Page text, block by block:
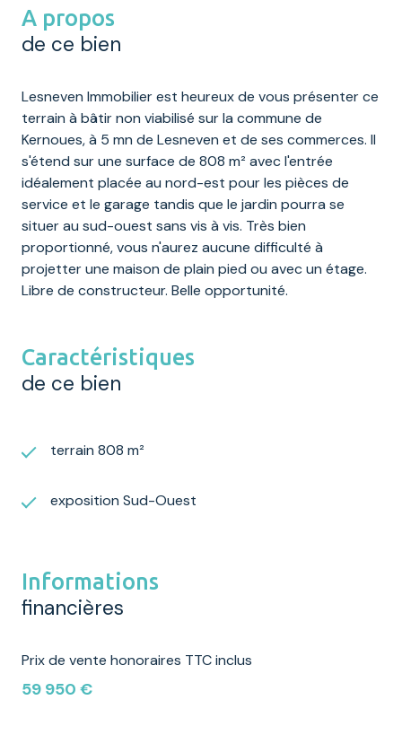
A propos
de ce bien
Lesneven Immobilier est heureux de vous présenter ce
terrain à bâtir non viabilisé sur la commune de
Kernoues, à 5 mn de Lesneven et de ses commerces. Il
s'étend sur une surface de 808 m² avec l'entrée
idéalement placée au nord-est pour les pièces de
service et le garage tandis que le jardin pourra se
situer au sud-ouest sans vis à vis. Très bien
proportionné, vous n'aurez aucune difficulté à
projetter une maison de plain pied ou avec un étage.
Libre de constructeur. Belle opportunité.
Caractéristiques
de ce bien
terrain 808 m²
exposition Sud-Ouest
Informations
financières
Prix de vente honoraires TTC inclus
59 950 €